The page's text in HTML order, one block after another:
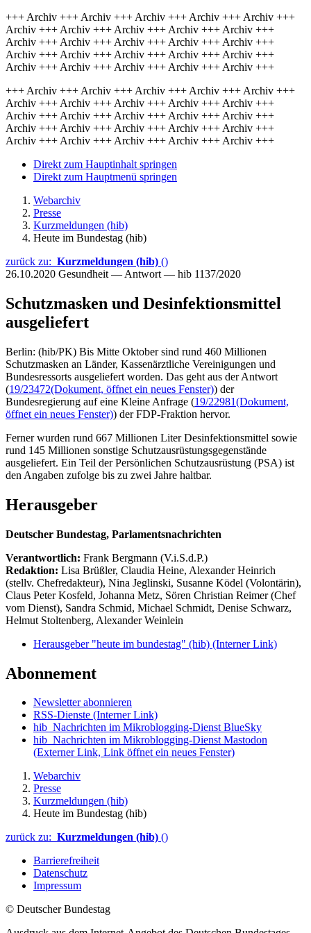
+++ Archiv +++ Archiv +++ Archiv +++ Archiv +++ Archiv +++
Archiv +++ Archiv +++ Archiv +++ Archiv +++ Archiv +++
Archiv +++ Archiv +++ Archiv +++ Archiv +++ Archiv +++
Archiv +++ Archiv +++ Archiv +++ Archiv +++ Archiv +++
Archiv +++ Archiv +++ Archiv +++ Archiv +++ Archiv +++
+++ Archiv +++ Archiv +++ Archiv +++ Archiv +++ Archiv +++
Archiv +++ Archiv +++ Archiv +++ Archiv +++ Archiv +++
Archiv +++ Archiv +++ Archiv +++ Archiv +++ Archiv +++
Archiv +++ Archiv +++ Archiv +++ Archiv +++ Archiv +++
Archiv +++ Archiv +++ Archiv +++ Archiv +++ Archiv +++
Direkt zum Hauptinhalt springen
Direkt zum Hauptmenü springen
Webarchiv
Presse
Kurzmeldungen (hib)
Heute im Bundestag (hib)
zurück zu: Kurzmeldungen (hib) ()
26.10.2020 Gesundheit — Antwort — hib 1137/2020
Schutzmasken und Desinfektionsmittel
ausgeliefert
Berlin: (hib/PK) Bis Mitte Oktober sind rund 460 Millionen
Schutzmasken an Länder, Kassenärztliche Vereinigungen und
Bundesressorts ausgeliefert worden. Das geht aus der Antwort
(19/23472(Dokument, öffnet ein neues Fenster)) der
Bundesregierung auf eine Kleine Anfrage (19/22981(Dokument,
öffnet ein neues Fenster)) der FDP-Fraktion hervor.
Ferner wurden rund 667 Millionen Liter Desinfektionsmittel sowie
rund 145 Millionen sonstige Schutzausrüstungsgegenstände
ausgeliefert. Ein Teil der Persönlichen Schutzausrüstung (PSA) ist
den Angaben zufolge bis zu zwei Jahre haltbar.
Herausgeber
Deutscher Bundestag, Parlamentsnachrichten
Verantwortlich: Frank Bergmann (V.i.S.d.P.)
Redaktion: Lisa Brüßler, Claudia Heine, Alexander Heinrich
(stellv. Chefredakteur), Nina Jeglinski, Susanne Ködel (Volontärin),
Claus Peter Kosfeld, Johanna Metz, Sören Christian Reimer (Chef
vom Dienst), Sandra Schmid, Michael Schmidt, Denise Schwarz,
Helmut Stoltenberg, Alexander Weinlein
Herausgeber "heute im bundestag" (hib) (Interner Link)
Abonnement
Newsletter abonnieren
RSS-Dienste (Interner Link)
hib_Nachrichten im Mikroblogging-Dienst BlueSky
hib_Nachrichten im Mikroblogging-Dienst Mastodon
(Externer Link, Link öffnet ein neues Fenster)
Webarchiv
Presse
Kurzmeldungen (hib)
Heute im Bundestag (hib)
zurück zu: Kurzmeldungen (hib) ()
Barrierefreiheit
Datenschutz
Impressum
© Deutscher Bundestag